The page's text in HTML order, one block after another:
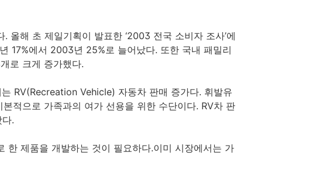
올해 초 제일기획이 발표한 ‘2003 전국 소비자 조사’에
17%에서 2003년 25%로 늘어났다. 또한 국내 패밀리
로 크게 증가했다.
RV(Recreation Vehicle) 자동차 판매 증가다. 휘발유
적으로 가족과의 여가 선용을 위한 수단이다. RV차 판
.
한 제품을 개발하는 것이 필요하다.이미 시장에서는 가